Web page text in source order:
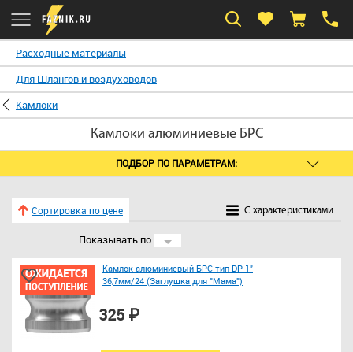
Расходные материалы
Для Шлангов и воздуховодов
Камлоки
Камлоки алюминиевые БРС
ПОДБОР ПО ПАРАМЕТРАМ:
Сортировка по цене C характеристиками
Показывать по 24
Камлок алюминиевый БРС тип DP 1"
36,7мм/24 (Заглушка для "Мама")
325 ₽